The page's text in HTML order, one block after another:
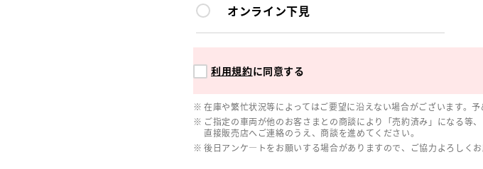
オンライン下見
利用規約に同意する
在庫や繁忙状況等によってはご要望に沿えない場合がございます。予
ご指定の車両が他のお客さまとの商談により「売約済み」になる等
直接販売店へご連絡のうえ、商談を進めてください。
後日アンケ―トをお願いする場合がありますので、ご協力よろしくお